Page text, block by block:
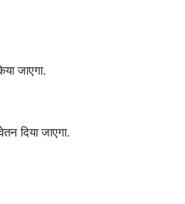
जाएगा.
दिया जाएगा.